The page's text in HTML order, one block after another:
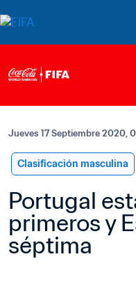
Jueves 17 Septiembre 2020,
Clasificación masculina
Portugal
primeros y
séptima